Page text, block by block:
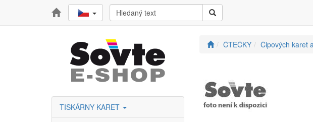
TISKÁRNY KARET
ČTEČKY Čipových karet